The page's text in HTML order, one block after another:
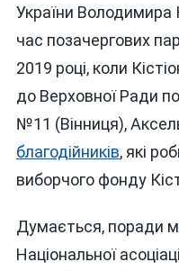
України Володимира
час позачергових
2019 році, коли
до Верховної Ради
№11 (Вінниця),
благодійників, які
виборчого фонду
Думається, поради
Національної